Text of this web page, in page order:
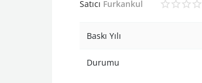
Satıcı Furkankul
Baskı Yılı
Durumu